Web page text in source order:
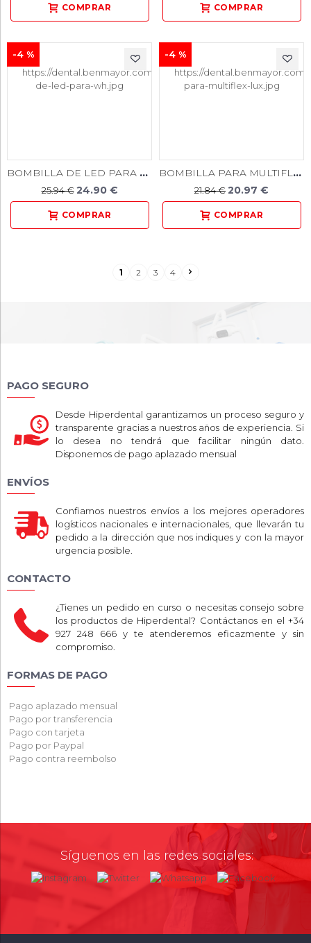
BOMBILLA DE LED PARA WH
25.94 € 24.90 €
-4 %
BOMBILLA PARA MULTIFLEX LUX
21.84 €20.97 €
-4 %
1 2 3 4
PAGO SEGURO
Desde Hiperdental garantizamos un proceso seguro y
transparente gracias a nuestros años de experiencia. Si
lo desea no tendrá que facilitar ningún dato.
Disponemos de pago aplazado mensual
ENVÍOS
Confiamos nuestros envíos a los mejores operadores
logísticos nacionales e internacionales, que llevarán tu
pedido a la dirección que nos indiques y con la mayor
urgencia posible.
CONTACTO
¿Tienes un pedido en curso o necesitas consejo sobre
los productos de Hiperdental? Contáctanos en el +34
927 248 666 y te atenderemos eficazmente y sin
compromiso.
FORMAS DE PAGO
Pago aplazado mensual
Pago por transferencia
Pago con tarjeta
Pago por Paypal
Pago contra reembolso
Síguenos en las redes sociales: